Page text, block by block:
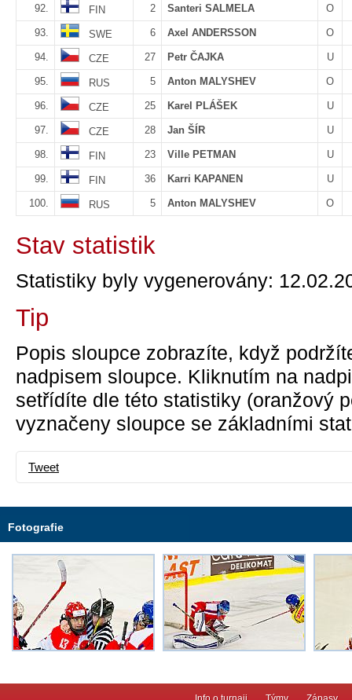
92. FIN 2 Santeri SALMELA O
93. SWE 6 Axel ANDERSSON O
94. CZE 27 Petr ČAJKA U
95. RUS 5 Anton MALYSHEV O
96. CZE 25 Karel PLÁŠEK U
97. CZE 28 Jan ŠÍR U
98. FIN 23 Ville PETMAN U
99. FIN 36 Karri KAPANEN U
100. RUS 5 Anton MALYSHEV O
Stav statistik
Statistiky byly vygenerovány:
Tip
Popis sloupce zobrazíte, když
nadpisem sloupce. Kliknutím na
setřídíte dle této statistiky (oranžový
vyznačeny sloupce se základními
Tweet
Fotografie